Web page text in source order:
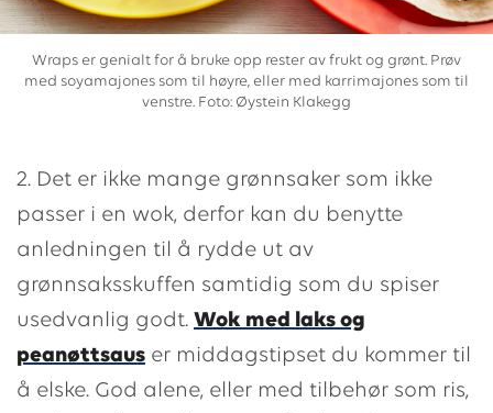
Wraps er genialt for å bruke opp rester av frukt og grønt. Prøv
med soyamajones som til høyre, eller med karrimajones som til
venstre. Foto: Øystein Klakegg
2. Det er ikke mange grønnsaker som ikke
passer i en wok, derfor kan du benytte
anledningen til å rydde ut av
grønnsaksskuffen samtidig som du spiser
usedvanlig godt. Wok med laks og
peanøttsaus er middagstipset du kommer til
å elske. God alene, eller med tilbehør som ris,